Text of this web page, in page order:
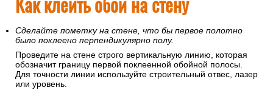
Сделайте пометку на стене, что бы первое полотно
было поклеено перпендикулярно полу.
Проведите на стене строго вертикальную линию, которая
обозначит границу первой поклеенной обойной полосы.
Для точности линии используйте строительный отвес, лазер
или уровень.